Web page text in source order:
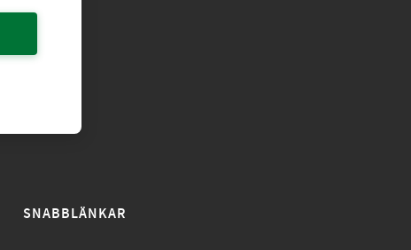
SNABBLÄNKAR